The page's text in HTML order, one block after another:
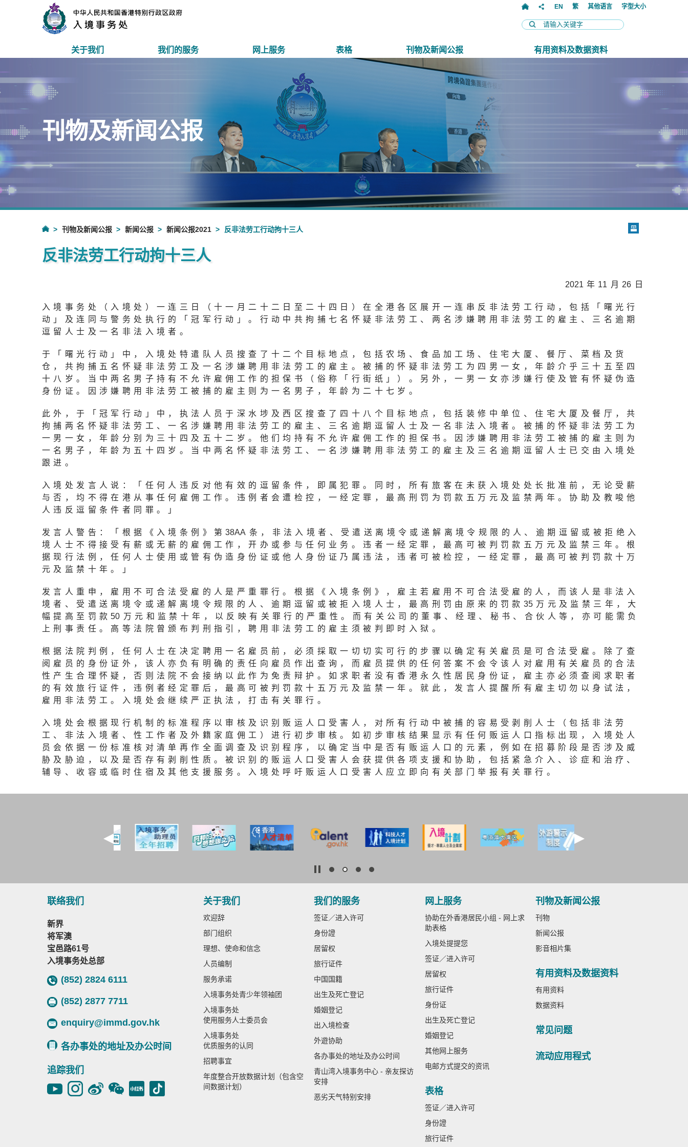
EN 繁 其他语言 字型大小
关于我们 我们的服务 网上服务 表格 刊物及新闻公报 有用资料及数据资料
刊物及新闻公报
刊物及新闻公报 新闻公报 新闻公报2021 反非法劳工行动拘十三人
反非法劳工行动拘十三人
2021年 11月 26日
入境事务处（入境处）一连三日（十一月二十二日至二十四日）在全港各区展开一连串反非法劳工行动，包括「曙光行
动」及连同与警务处执行的「冠军行动」。行动中共拘捕七名怀疑非法劳工、两名涉嫌聘用非法劳工的雇主、三名逾期
逗留人士及一名非法入境者。
于「曙光行动」中，入境处特遣队人员搜查了十二个目标地点，包括农场、食品加工场、住宅大厦、餐厅、菜档及货
仓，共拘捕五名怀疑非法劳工及一名涉嫌聘用非法劳工的雇主。被捕的怀疑非法劳工为四男一女，年龄介乎三十五至四
十八岁。当中两名男子持有不允许雇佣工作的担保书（俗称「行街纸」）。另外，一男一女亦涉嫌行使及管有怀疑伪造
身份证。因涉嫌聘用非法劳工被捕的雇主则为一名男子，年龄为二十七岁。
此外，于「冠军行动」中，执法人员于深水埗及西区搜查了四十八个目标地点，包括装修中单位、住宅大厦及餐厅，共
拘捕两名怀疑非法劳工、一名涉嫌聘用非法劳工的雇主、三名逾期逗留人士及一名非法入境者。被捕的怀疑非法劳工为
一男一女，年龄分别为三十四及五十二岁。他们均持有不允许雇佣工作的担保书。因涉嫌聘用非法劳工被捕的雇主则为
一名男子，年龄为五十四岁。当中两名怀疑非法劳工、一名涉嫌聘用非法劳工的雇主及三名逾期逗留人士已交由入境处
跟进。
入境处发言人说：「任何人违反对他有效的逗留条件，即属犯罪。同时，所有旅客在未获入境处处长批准前，无论受薪
与否，均不得在港从事任何雇佣工作。违例者会遭检控，一经定罪，最高刑罚为罚款五万元及监禁两年。协助及教唆他
人违反逗留条件者同罪。」
发言人警告：「根据《入境条例》第38AA条，非法入境者、受遣送离境令或递解离境令规限的人、逾期逗留或被拒绝入
境人士不得接受有薪或无薪的雇佣工作，开办或参与任何业务。违者一经定罪，最高可被判罚款五万元及监禁三年。根
据现行法例，任何人士使用或管有伪造身份证或他人身份证乃属违法，违者可被检控，一经定罪，最高可被判罚款十万
元及监禁十年。」
发言人重申，雇用不可合法受雇的人是严重罪行。根据《入境条例》，雇主若雇用不可合法受雇的人，而该人是非法入
境者、受遣送离境令或递解离境令规限的人、逾期逗留或被拒入境人士，最高刑罚由原来的罚款 35万元及监禁三年，大
幅提高至罚款50万元和监禁十年，以反映有关罪行的严重性。而有关公司的董事、经理、秘书、合伙人等，亦可能需负
上刑事责任。高等法院曾颁布判刑指引，聘用非法劳工的雇主须被判即时入狱。
根据法院判例，任何人士在决定聘用一名雇员前，必须採取一切切实可行的步骤以确定有关雇员是可合法受雇。除了查
阅雇员的身份证外，该人亦负有明确的责任向雇员作出查询，而雇员提供的任何答案不会令该人对雇用有关雇员的合法
性产生合理怀疑，否则法院不会接纳以此作为免责辩护。如求职者没有香港永久性居民身份证，雇主亦必须查阅求职者
的有效旅行证件，违例者经定罪后，最高可被判罚款十五万元及监禁一年。就此，发言人提醒所有雇主切勿以身试法，
雇用非法劳工。入境处会继续严正执法，打击有关罪行。
入境处会根据现行机制的标准程序以审核及识别贩运人口受害人，对所有行动中被捕的容易受剥削人士（包括非法劳
工、非法入境者、性工作者及外籍家庭佣工）进行初步审核。如初步审核结果显示有任何贩运人口指标出现，入境处人
员会依据一份标准核对清单再作全面调查及识别程序，以确定当中是否有贩运人口的元素，例如在招募阶段是否涉及威
胁及胁迫，以及是否存有剥削性质。被识别的贩运人口受害人会获提供各项支援和协助，包括紧急介入、诊症和治疗、
辅导、收容或临时住宿及其他支援服务。入境处呼吁贩运人口受害人应立即向有关部门举报有关罪行。
联络我们
新界
将军澳
宝邑路61号
入境事务处总部
(852) 2824 6111
(852) 2877 7711
enquiry@immd.gov.hk
各办事处的地址及办公时间
追踪我们
关于我们
欢迎辞
部门组织
理想、使命和信念
人员编制
服务承诺
入境事务处青少年领袖团
入境事务处
使用服务人士委员会
入境事务处
优质服务的认同
招聘事宜
年度整合开放数据计划（包含空
间数据计划）
我们的服务
签证／进入许可
身份證
居留权
旅行证件
中国国籍
出生及死亡登记
婚姻登记
出入境检查
外遊协助
各办事处的地址及办公时间
青山湾入境事务中心 - 亲友探访
安排
恶劣天气特别安排
网上服务
协助在外香港居民小组 - 网上求
助表格
入境处提提您
签证／进入许可
居留权
旅行证件
身份证
出生及死亡登记
婚姻登记
其他网上服务
电邮方式提交的资讯
表格
签证／进入许可
身份證
旅行证件
刊物及新闻公报
刊物
新闻公报
影音相片集
有用资料及数据资料
有用资料
数据资料
常见问题
流动应用程式